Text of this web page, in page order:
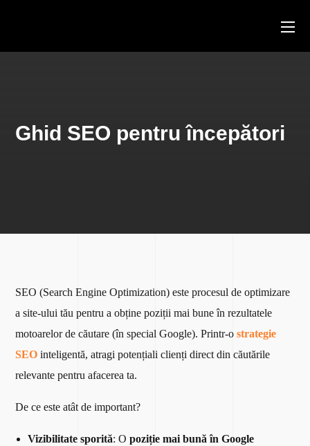
Ghid SEO pentru începători
SEO (Search Engine Optimization) este procesul de optimizare
a site-ului tău pentru a obține poziții mai bune în rezultatele
motoarelor de căutare (în special Google). Printr-ostrategie
SEO inteligentă, atragi potențiali clienți direct din căutările
relevante pentru afacerea ta.
De ce este atât de important?
Vizibilitate sporită: O poziție mai bună în Google